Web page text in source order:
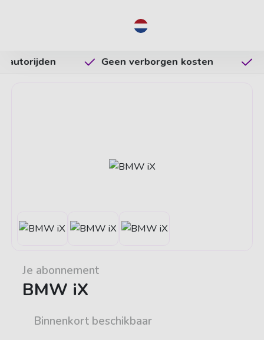
Geen verborgen kosten Vrijheid
Je abonnement
BMW iX
Binnenkort beschikbaar